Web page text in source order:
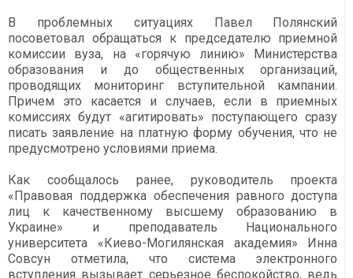
В проблемных ситуациях Павел Полянский
посоветовал обращаться к председателю приемной
комиссии вуза, на «горячую линию» Министерства
образования и до общественных организаций,
проводящих мониторинг вступительной кампании.
Причем это касается и случаев, если в приемных
комиссиях будут «агитировать» поступающего сразу
писать заявление на платную форму обучения, что не
предусмотрено условиями приема.
Как сообщалось ранее, руководитель проекта
«Правовая поддержка обеспечения равного доступа
лиц к качественному высшему образованию в
Украине» и преподаватель Национального
университета «Киево-Могилянская академия» Инна
Совсун отметила, что система электронного
вступления вызывает серьезное беспокойство, ведь